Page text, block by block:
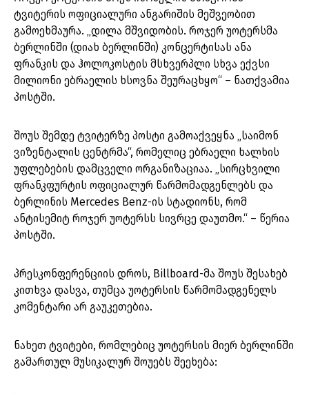
ტვიტერის ოფიციალური ანგარიშის მეშვეობით
გამოეხმაურა. „დილა მშვიდობის. როჯერ უოტერსმა
ბერლინში (დიახ ბერლინში) კონცერტისას ანა
ფრანკის და ჰოლოკოსტის მსხვერპლი სხვა ექვსი
მილიონი ებრაელის ხსოვნა შეურაცხყო“ – ნათქვამია
პოსტში.
შოუს შემდე ტვიტერზე პოსტი გამოაქვეყნა „საიმონ
ვიზენტალის ცენტრმა“, რომელიც ებრაელი ხალხის
უფლებების დამცველი ორგანიზაციაა. „სირცხვილი
ფრანკფურტის ოფიციალურ წარმომადგენლებს და
ბერლინის Mercedes Benz-ის სტადიონს, რომ
ანტისემიტ როჯერ უოტერსს სივრცე დაუთმო.“ – წერია
პოსტში.
პრესკონფერენციის დროს, Billboard-მა შოუს შესახებ
კითხვა დასვა, თუმცა უოტერსის წარმომადგენელს
კომენტარი არ გაუკეთებია.
ნახეთ ტვიტები, რომლებიც უოტერსის მიერ ბერლინში
გამართულ მუსიკალურ შოუებს შეეხება: